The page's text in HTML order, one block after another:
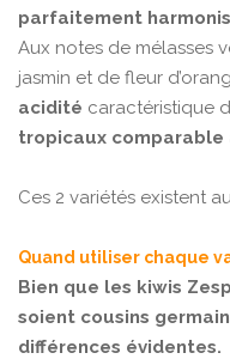
parfaitement
Aux notes de mélasses
jasmin et de fleur
acidité caractéristique
tropicaux comparable
Ces 2 variétés existent
Quand utiliser chaque
Bien que les kiwis
soient cousins
différences évidentes.